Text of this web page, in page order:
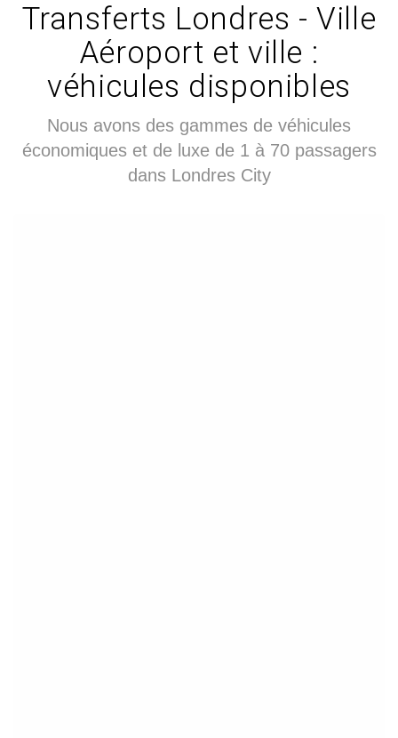
Transferts Londres - Ville
Aéroport et ville :
véhicules disponibles
Nous avons des gammes de véhicules
économiques et de luxe de 1 à 70 passagers
dans Londres City